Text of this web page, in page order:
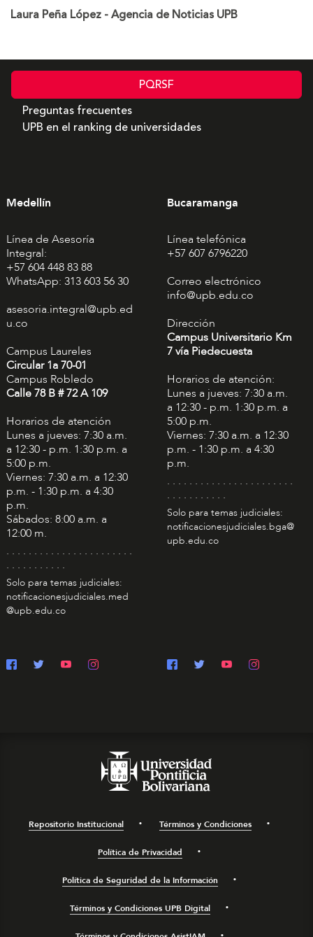
Laura Peña López - Agencia de Noticias UPB
PQRSF
Preguntas frecuentes
UPB en el ranking de universidades
Medellín
Línea de Asesoría
Integral:
+57 604 448 83 88
WhatsApp: 313 603 56 30
asesoria.integral@upb.ed
u.co
Campus Laureles
Circular 1a 70-01
Campus Robledo
Calle 78 B # 72 A 109
Horarios de atención
Lunes a jueves: 7:30 a.m.
a 12:30 - p.m. 1:30 p.m. a
5:00 p.m.
Viernes: 7:30 a.m. a 12:30
p.m. - 1:30 p.m. a 4:30
p.m.
Sábados: 8:00 a.m. a
12:00 m.
. . . . . . . . . . . . . . . . . . . . . . .
. . . . . . . . . . .
Solo para temas judiciales:
notificacionesjudiciales.med
@upb.edu.co
Bucaramanga
Línea telefónica
+57 607 6796220
Correo electrónico
info@upb.edu.co
Dirección
Campus Universitario Km
7 vía Piedecuesta
Horarios de atención:
Lunes a jueves: 7:30 a.m.
a 12:30 - p.m. 1:30 p.m. a
5:00 p.m.
Viernes: 7:30 a.m. a 12:30
p.m. - 1:30 p.m. a 4:30
p.m.
. . . . . . . . . . . . . . . . . . . . . . .
. . . . . . . . . . .
Solo para temas judiciales:
notificacionesjudiciales.bga@
upb.edu.co
Repositorio Institucional Términos y Condiciones
Política de Privacidad
Política de Seguridad de la Información
Términos y Condiciones UPB Digital